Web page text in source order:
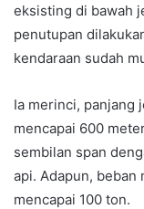
eksisting di bawah
penutupan
kendaraan sudah
Ia merinci, panjang
mencapai 600
sembilan span
api. Adapun, beban
mencapai 100 ton.